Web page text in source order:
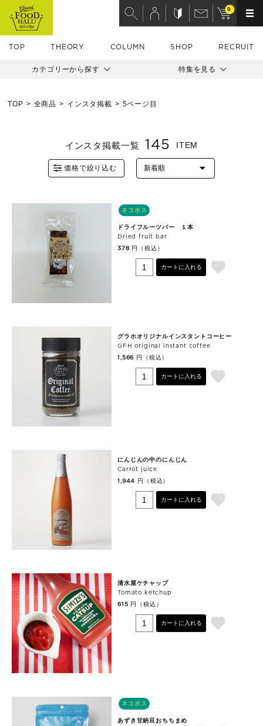
TOP THEORY COLUMN SHOP RECRUIT
0
カテゴリーから探す 特集を見る
TOP 全商品 インスタ掲載 5ページ目
インスタ掲載一覧 145 ITEM
価格で絞り込む
ネコポス
ドライフルーツバー １本
Dried fruit bar
378 円（税込）
カートに入れる
グラホオリジナルインスタントコーヒー
GFH original instant coffee
1,566 円（税込）
カートに入れる
にんじんの中のにんじん
Carrot juice
1,944 円（税込）
カートに入れる
清水屋ケチャップ
Tomato ketchup
615 円（税込）
カートに入れる
ネコポス
あずき甘納豆おちちまめ